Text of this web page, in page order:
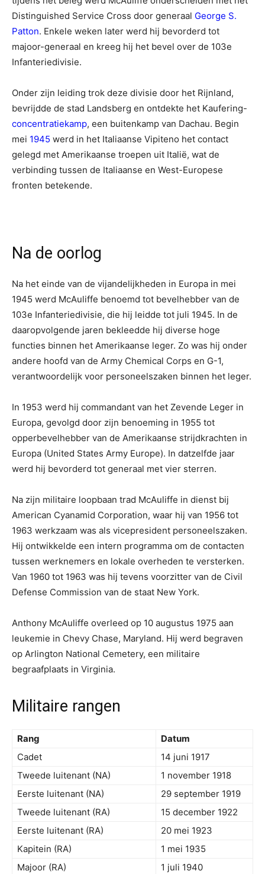
Distinguished Service Cross door generaal George S.
Patton. Enkele weken later werd hij bevorderd tot
majoor-generaal en kreeg hij het bevel over de 103e
Infanteriedivisie.
Onder zijn leiding trok deze divisie door het Rijnland,
bevrijdde de stad Landsberg en ontdekte het Kaufering-
concentratiekamp, een buitenkamp van Dachau. Begin
mei 1945 werd in het Italiaanse Vipiteno het contact
gelegd met Amerikaanse troepen uit Italië, wat de
verbinding tussen de Italiaanse en West-Europese
fronten betekende.
Na de oorlog
Na het einde van de vijandelijkheden in Europa in mei
1945 werd McAuliffe benoemd tot bevelhebber van de
103e Infanteriedivisie, die hij leidde tot juli 1945. In de
daaropvolgende jaren bekleedde hij diverse hoge
functies binnen het Amerikaanse leger. Zo was hij onder
andere hoofd van de Army Chemical Corps en G-1,
verantwoordelijk voor personeelszaken binnen het leger.
In 1953 werd hij commandant van het Zevende Leger in
Europa, gevolgd door zijn benoeming in 1955 tot
opperbevelhebber van de Amerikaanse strijdkrachten in
Europa (United States Army Europe). In datzelfde jaar
werd hij bevorderd tot generaal met vier sterren.
Na zijn militaire loopbaan trad McAuliffe in dienst bij
American Cyanamid Corporation, waar hij van 1956 tot
1963 werkzaam was als vicepresident personeelszaken.
Hij ontwikkelde een intern programma om de contacten
tussen werknemers en lokale overheden te versterken.
Van 1960 tot 1963 was hij tevens voorzitter van de Civil
Defense Commission van de staat New York.
Anthony McAuliffe overleed op 10 augustus 1975 aan
leukemie in Chevy Chase, Maryland. Hij werd begraven
op Arlington National Cemetery, een militaire
begraafplaats in Virginia.
Militaire rangen
Rang
Datum
Cadet
14 juni 1917
Tweede luitenant (NA)
1 november 1918
Eerste luitenant (NA)
29 september 1919
Tweede luitenant (RA)
15 december 1922
Eerste luitenant (RA)
20 mei 1923
Kapitein (RA)
1 mei 1935
Majoor (RA)
1 juli 1940